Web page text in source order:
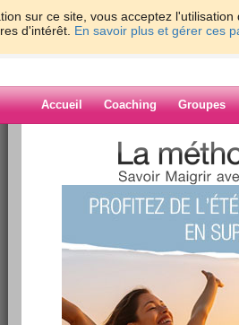
sur ce site, vous acceptez
d'intérêt. En savoir plus et gérer ces
Accueil Coaching Groupes
>
Blog de talou62
21 - 30 31 - 40 41 - 50
51 -
111 - 120 121 - 130 131 - 140141 - 148 »